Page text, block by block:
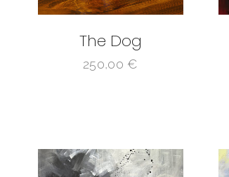
The Dog
250,00 €